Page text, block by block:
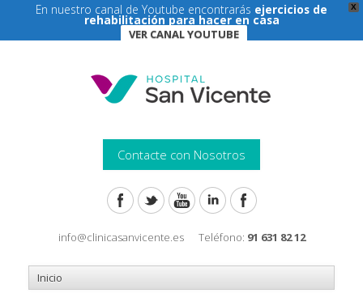
X
En nuestro canal de Youtube encontrarás ejercicios de
rehabilitación para hacer en casa
VER CANAL YOUTUBE
Contacte con Nosotros
info@clinicasanvicente.es Teléfono: 91 631 82 12